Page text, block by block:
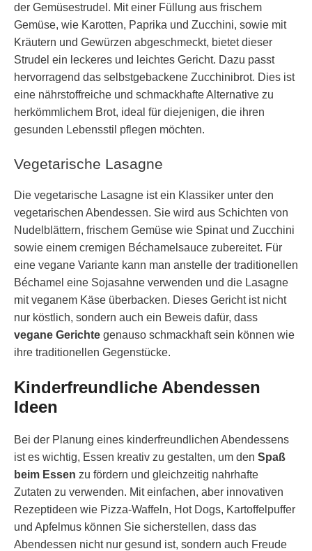
der Gemüsestrudel. Mit einer Füllung aus frischem
Gemüse, wie Karotten, Paprika und Zucchini, sowie mit
Kräutern und Gewürzen abgeschmeckt, bietet dieser
Strudel ein leckeres und leichtes Gericht. Dazu passt
hervorragend das selbstgebackene Zucchinibrot. Dies ist
eine nährstoffreiche und schmackhafte Alternative zu
herkömmlichem Brot, ideal für diejenigen, die ihren
gesunden Lebensstil pflegen möchten.
Vegetarische Lasagne
Die vegetarische Lasagne ist ein Klassiker unter den
vegetarischen Abendessen. Sie wird aus Schichten von
Nudelblättern, frischem Gemüse wie Spinat und Zucchini
sowie einem cremigen Béchamelsauce zubereitet. Für
eine vegane Variante kann man anstelle der traditionellen
Béchamel eine Sojasahne verwenden und die Lasagne
mit veganem Käse überbacken. Dieses Gericht ist nicht
nur köstlich, sondern auch ein Beweis dafür, dass
vegane Gerichte genauso schmackhaft sein können wie
ihre traditionellen Gegenstücke.
Kinderfreundliche Abendessen
Ideen
Bei der Planung eines kinderfreundlichen Abendessens
ist es wichtig, Essen kreativ zu gestalten, um den Spaß
beim Essen zu fördern und gleichzeitig nahrhafte
Zutaten zu verwenden. Mit einfachen, aber innovativen
Rezeptideen wie Pizza-Waffeln, Hot Dogs, Kartoffelpuffer
und Apfelmus können Sie sicherstellen, dass das
Abendessen nicht nur gesund ist, sondern auch Freude